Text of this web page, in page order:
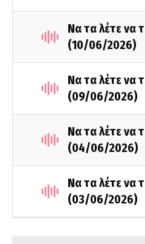
Να τα λέτε να
(10/06/2026)
Να τα λέτε να
(09/06/2026)
Να τα λέτε να
(04/06/2026)
Να τα λέτε να
(03/06/2026)